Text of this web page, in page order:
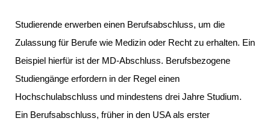
Studierende erwerben einen Berufsabschluss, um die
Zulassung für Berufe wie Medizin oder Recht zu erhalten. Ein
Beispiel hierfür ist der MD-Abschluss. Berufsbezogene
Studiengänge erfordern in der Regel einen
Hochschulabschluss und mindestens drei Jahre Studium.
Ein Berufsabschluss, früher in den USA als erster